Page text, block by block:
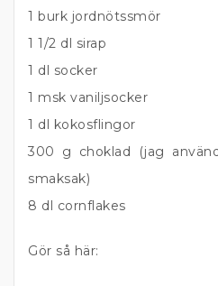
1 burk jordnötssmör
1 1/2 dl sirap
1 dl socker
1 msk vaniljsocker
1 dl kokosflingor
300 g choklad (jag
smaksak)
8 dl cornflakes
Gör så här: